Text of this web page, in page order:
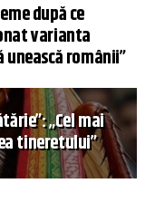
după ce
varianta
românii”
„Cel mai
tineretului”